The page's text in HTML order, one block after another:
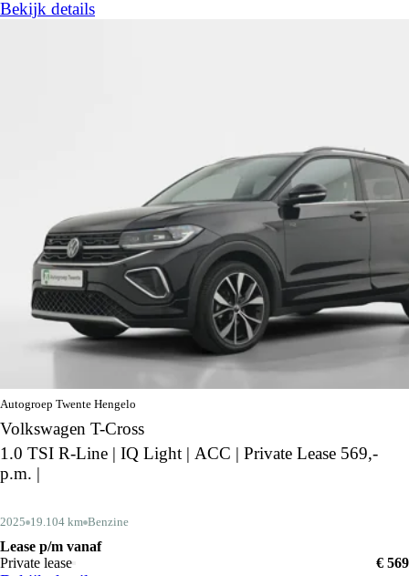
Bekijk details
Autogroep Twente Hengelo
Volkswagen T-Cross
1.0 TSI R-Line | IQ Light | ACC | Private Lease 569,-
p.m. |
2025 19.104 km Benzine
Lease p/m vanaf
Private lease
€ 569